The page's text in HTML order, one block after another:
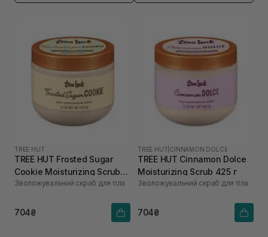
TREE HUT
TREE HUT Frosted Sugar
Cookie Moisturizing Scrub
425 г
Зволожувальний скраб для тіла
704₴
TREE HUT CINNAMON DOLCE
TREE HUT Cinnamon Dolce
Moisturizing Scrub 425 г
Зволожувальний скраб для тіла
704₴